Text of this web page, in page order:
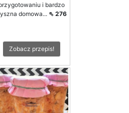
i bardzo
domowa... ⇖ 276
Zobacz przepis!